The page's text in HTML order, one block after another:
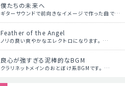
僕たちの未来へ
ギターサウンドで前向きなイメージで作った曲で…
Feather of the Angel
ノリの良い爽やかなエレクトロになります。 …
良心が強すぎる泥棒的なBGM
クラリネットメインのおとぼけ系BGMです。 …